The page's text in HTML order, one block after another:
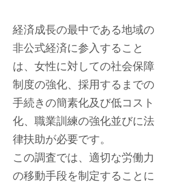
経済成長の最中である地域の
非公式経済に参入すること
は、女性に対しての社会保障
制度の強化、採用するまでの
手続きの簡素化及び低コスト
化、職業訓練の強化並びに法
律扶助が必要です。
この調査では、適切な労働力
の移動手段を制定することに